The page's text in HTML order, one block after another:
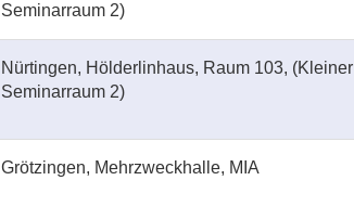
Seminarraum 2)
Nürtingen, Hölderlinhaus, Raum 103, (Kleiner
Seminarraum 2)
Grötzingen, Mehrzweckhalle, MIA